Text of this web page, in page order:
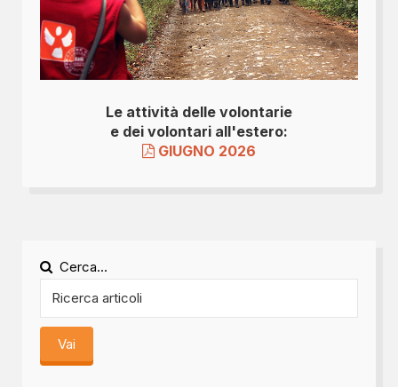
Le attività delle volontarie
e dei volontari all'estero:
GIUGNO 2026
Cerca...
Vai